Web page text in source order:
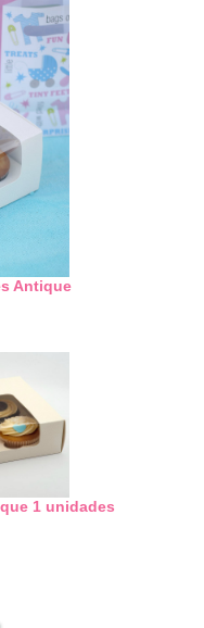
Antique
1 unidades